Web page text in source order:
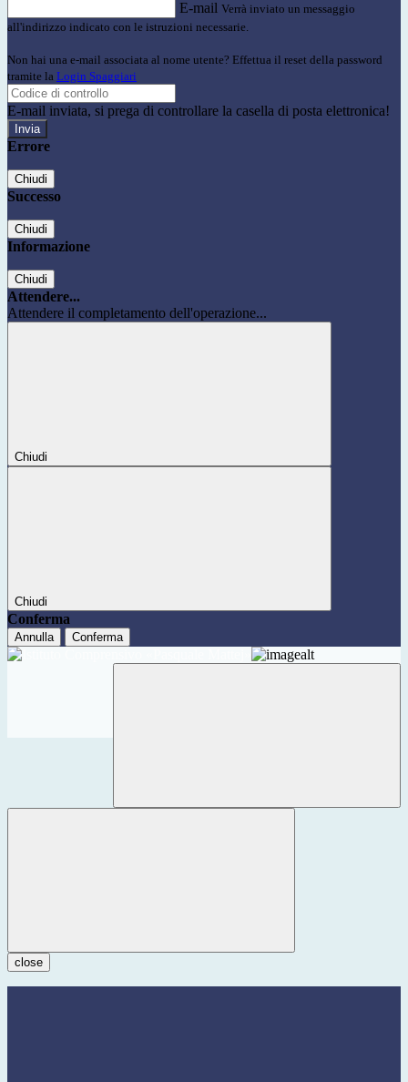
E-mail Verrà inviato un messaggio
all'indirizzo indicato con le istruzioni necessarie.
Non hai una e-mail associata al nome utente? Effettua il reset della password
tramite la Login Spaggiari
E-mail inviata, si prega di controllare la casella di posta elettronica!
Errore
Chiudi
Successo
Chiudi
Informazione
Chiudi
Attendere...
Attendere il completamento dell'operazione...
Chiudi
Chiudi
Conferma
Annulla Conferma
close